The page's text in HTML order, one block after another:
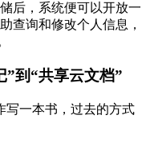
后，系统便可以开放一
查询和修改个人信息，
”到“共享云文档”
写一本书，过去的方式